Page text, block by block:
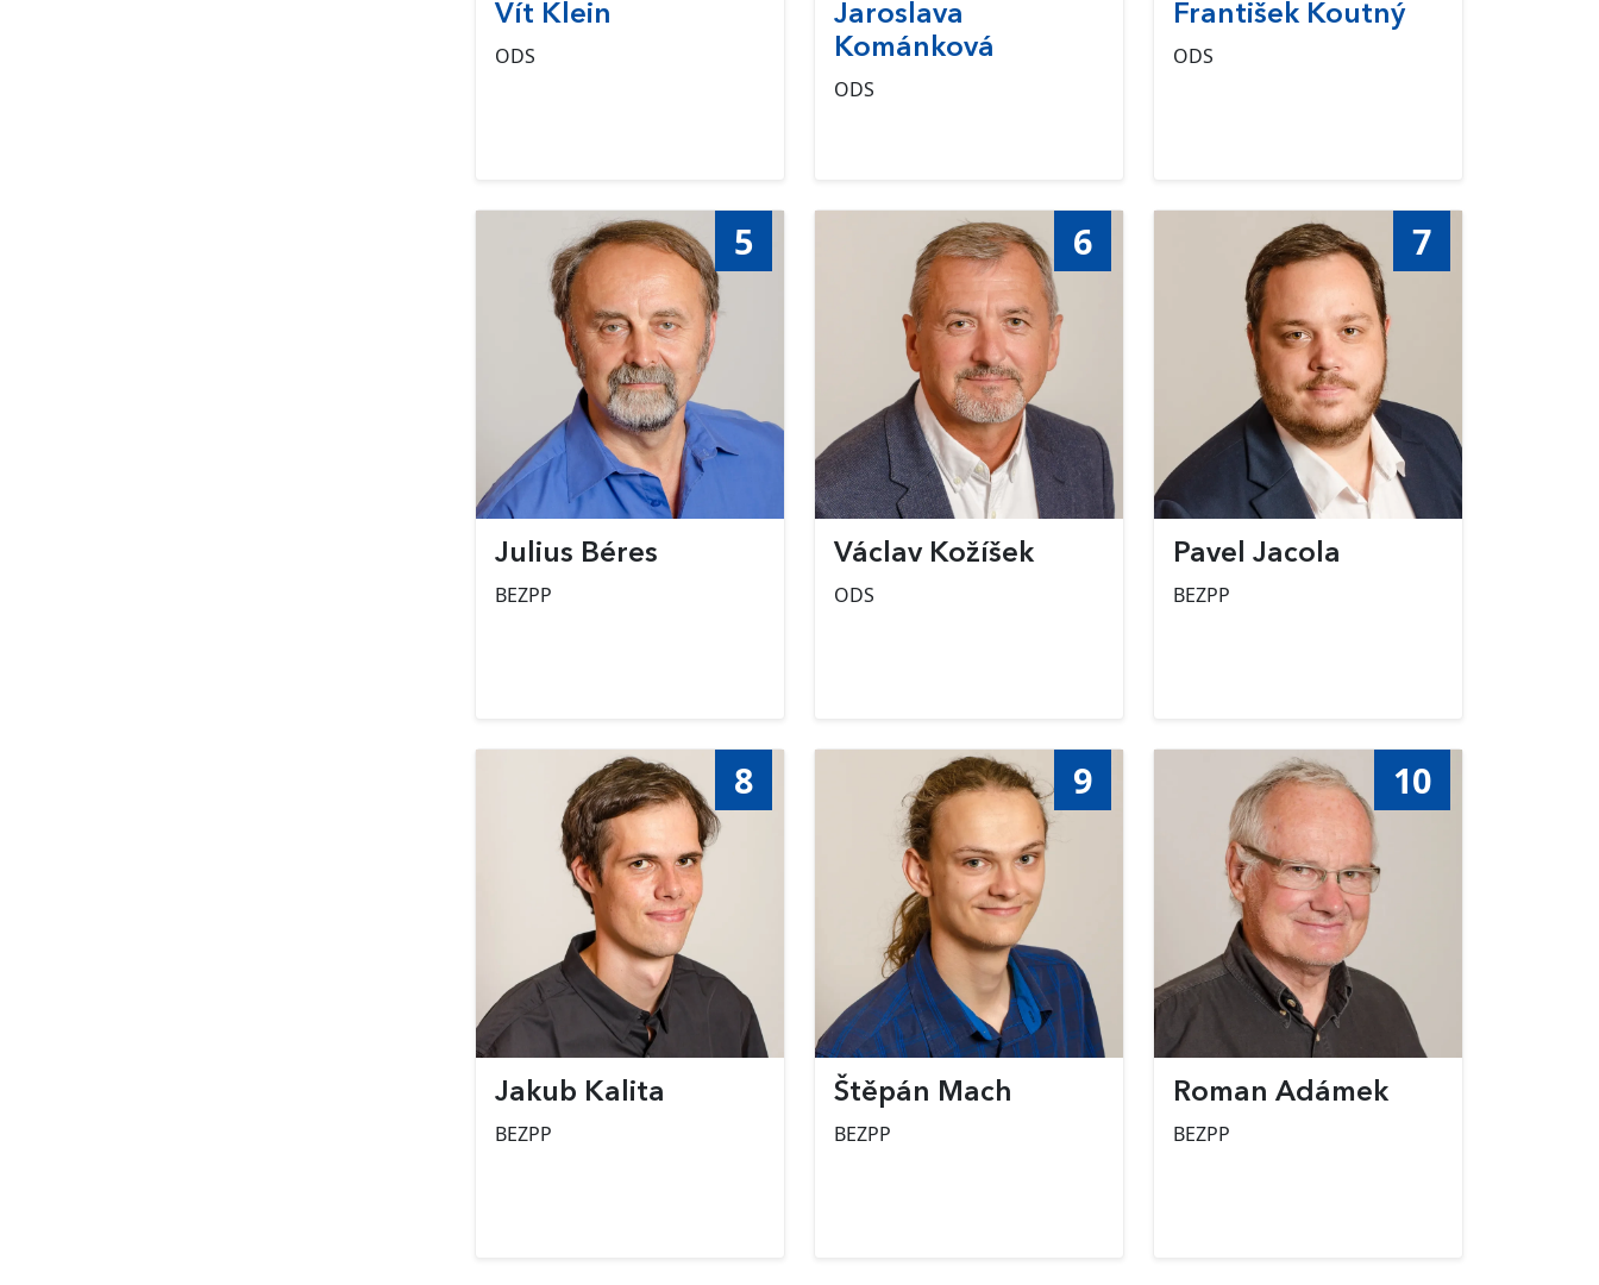
Vít Klein
ODS
Jaroslava
Kománková
ODS
František Koutný
ODS
5
Julius Béres
BEZPP
6
Václav Kožíšek
ODS
7
Pavel Jacola
BEZPP
8
Jakub Kalita
BEZPP
9
Štěpán Mach
BEZPP
10
Roman Adámek
BEZPP